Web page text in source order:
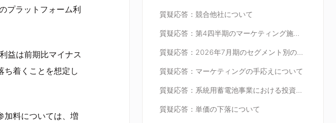
プラットフォーム利
益は前期比マイナス
ち着くことを想定し
加料については、増
質疑応答：競合他社について
質疑応答：第4四半期のマーケティング施策について
質疑応答：2026年7月期のセグメント別の売上高・営業利益について
質疑応答：マーケティングの手応えについて
質疑応答：系統用蓄電池事業における投資計画について
質疑応答：単価の下落について